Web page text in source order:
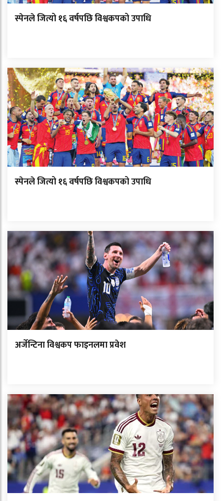
स्पेनले जित्यो १६ वर्षपछि विश्वकपको उपाधि
स्पेनले जित्यो १६ वर्षपछि विश्वकपको उपाधि
अर्जेन्टिना विश्वकप फाइनलमा प्रवेश